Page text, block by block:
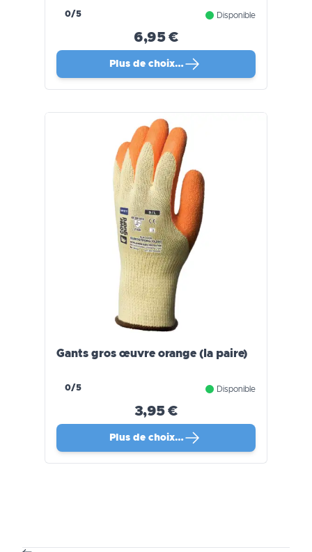
0/5 Disponible
6,95 €
Plus de choix…
Gants gros œuvre orange (la paire)
0/5 Disponible
3,95 €
Plus de choix…